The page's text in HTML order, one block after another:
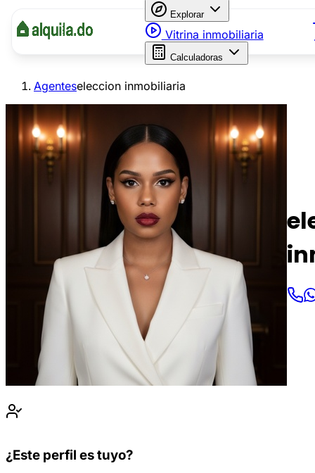
Explorar
Vitrina inmobiliaria
Calculadoras
Agenteseleccion inmobiliaria
¿Este perfil es tuyo?